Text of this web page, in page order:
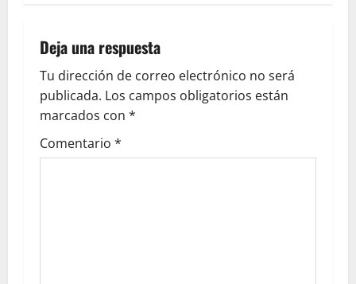
Deja una respuesta
Tu dirección de correo electrónico no será
publicada. Los campos obligatorios están
marcados con *
Comentario *